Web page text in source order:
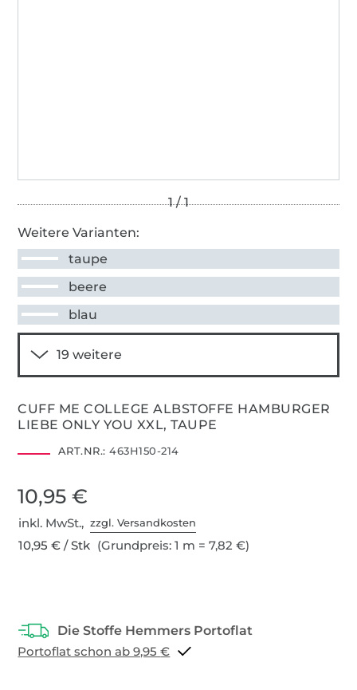
Weitere Varianten:
taupe
beere
blau
CUFF ME COLLEGE ALBSTOFFE HAMBURGER
LIEBE ONLY YOU XXL, TAUPE
ART.NR.: 463H150-214
10,95 €
inkl. MwSt.,zzgl. Versandkosten
10,95 € / Stk (Grundpreis: 1 m = 7,82 €)
Portoflat schon ab 9,95 €